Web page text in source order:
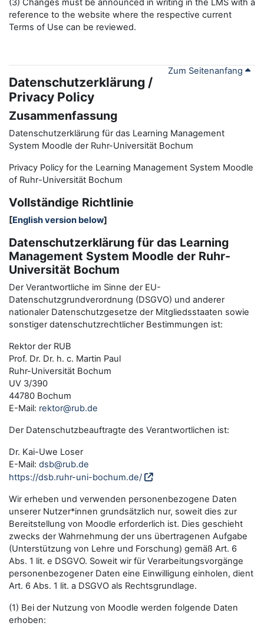
(3) Changes must be announced in writing in the LMS with a
reference to the website where the respective current
Terms of Use can be reviewed.
Zum Seitenanfang
Datenschutzerklärung /
Privacy Policy
Zusammenfassung
Datenschutzerklärung für das Learning Management
System Moodle der Ruhr-Universität Bochum
Privacy Policy for the Learning Management System Moodle
of Ruhr-Universität Bochum
Vollständige Richtlinie
[English version below]
Datenschutzerklärung für das Learning
Management System Moodle der Ruhr-
Universität Bochum
Der Verantwortliche im Sinne der EU-
Datenschutzgrundverordnung (DSGVO) und anderer
nationaler Datenschutzgesetze der Mitgliedsstaaten sowie
sonstiger datenschutzrechtlicher Bestimmungen ist:
Rektor der RUB
Prof. Dr. Dr. h. c. Martin Paul
Ruhr-Universität Bochum
UV 3/390
44780 Bochum
E-Mail: rektor@rub.de
Der Datenschutzbeauftragte des Verantwortlichen ist:
Dr. Kai-Uwe Loser
E-Mail: dsb@rub.de
https://dsb.ruhr-uni-bochum.de/
Wir erheben und verwenden personenbezogene Daten
unserer Nutzer*innen grundsätzlich nur, soweit dies zur
Bereitstellung von Moodle erforderlich ist. Dies geschieht
zwecks der Wahrnehmung der uns übertragenen Aufgabe
(Unterstützung von Lehre und Forschung) gemäß Art. 6
Abs. 1 lit. e DSGVO. Soweit wir für Verarbeitungsvorgänge
personenbezogener Daten eine Einwilligung einholen, dient
Art. 6 Abs. 1 lit. a DSGVO als Rechtsgrundlage.
(1) Bei der Nutzung von Moodle werden folgende Daten
erhoben: